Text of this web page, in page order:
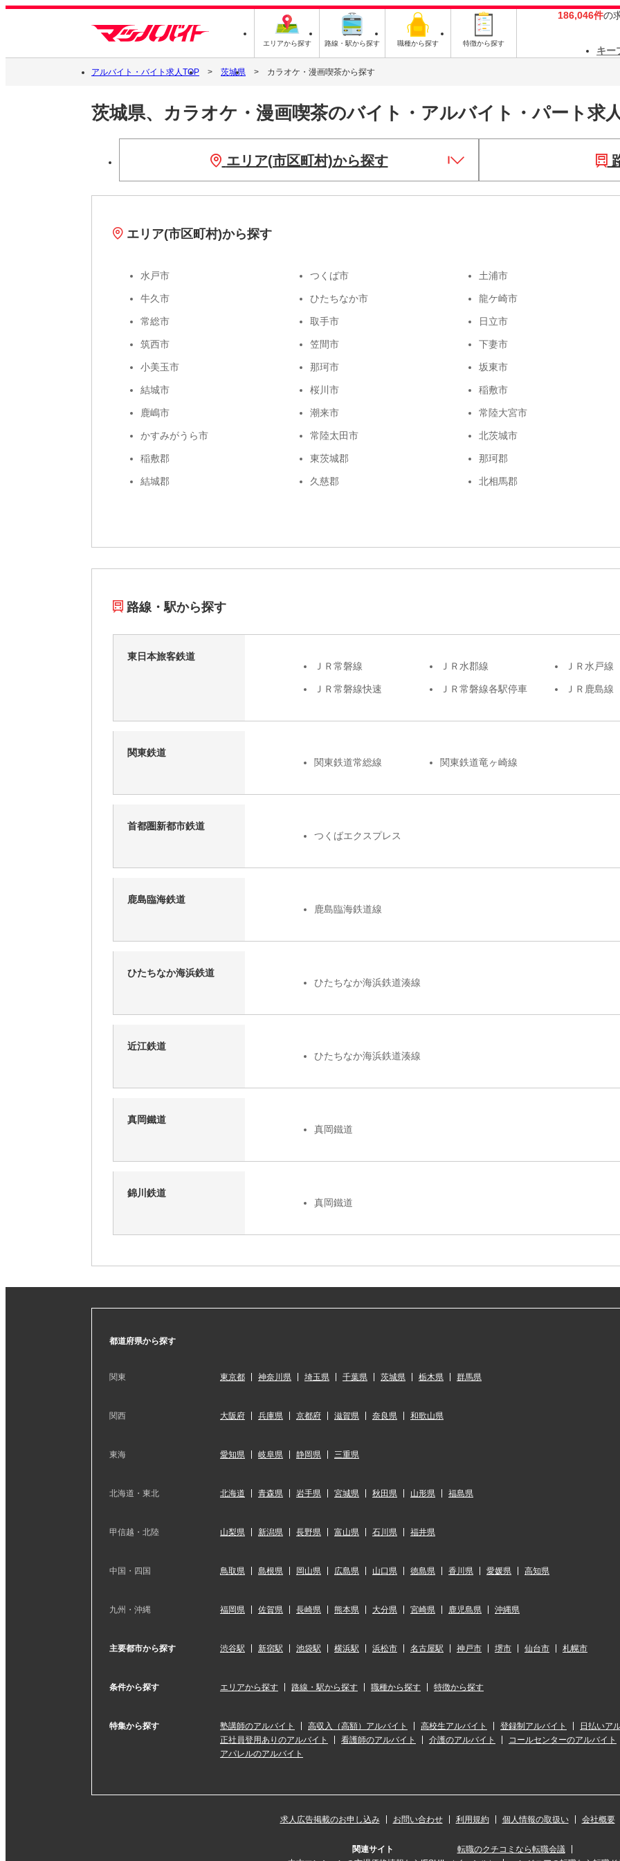
エリアから探す 路線・駅から探す 職種から探す 特徴から探す
186,046件の
キー
アルバイト・バイト求人TOP 茨城県 カラオケ・漫画喫茶から探す
茨城県、カラオケ・漫画喫茶のバイト・アルバイト・パート求
エリア(市区町村)から探す
エリア(市区町村)から探す
水戸市 つくば市 土浦市
牛久市 ひたちなか市 龍ケ崎市
常総市 取手市 日立市
筑西市 笠間市 下妻市
小美玉市 那珂市 坂東市
結城市 桜川市 稲敷市
鹿嶋市 潮来市 常陸大宮市
かすみがうら市 常陸太田市 北茨城市
稲敷郡 東茨城郡 那珂郡
結城郡 久慈郡 北相馬郡
路線・駅から探す
東日本旅客鉄道
ＪＲ常磐線
ＪＲ水郡線 ＪＲ水戸線
ＪＲ常磐線快速 ＪＲ常磐線各駅停車 ＪＲ鹿島線
関東鉄道
関東鉄道常総線
関東鉄道竜ヶ崎線
首都圏新都市鉄道
つくばエクスプレス
鹿島臨海鉄道
鹿島臨海鉄道線
ひたちなか海浜鉄道
ひたちなか海浜鉄道湊線
近江鉄道
ひたちなか海浜鉄道湊線
真岡鐵道
真岡鐵道
錦川鉄道
真岡鐵道
都道府県から探す
関東 東京都 神奈川県 埼玉県 千葉県 茨城県 栃木県 群馬県
関西 大阪府 兵庫県 京都府 滋賀県 奈良県 和歌山県
東海 愛知県 岐阜県 静岡県 三重県
北海道・東北 北海道 青森県 岩手県 宮城県 秋田県 山形県 福島県
甲信越・北陸 山梨県 新潟県 長野県 富山県 石川県 福井県
中国・四国 鳥取県 島根県 岡山県 広島県 山口県 徳島県 香川県 愛媛県 高知県
九州・沖縄 福岡県 佐賀県 長崎県 熊本県 大分県 宮崎県 鹿児島県 沖縄県
主要都市から探す 渋谷駅 新宿駅 池袋駅 横浜駅 浜松市 名古屋駅 神戸市 堺市 仙台市 札幌市
条件から探す エリアから探す 路線・駅から探す 職種から探す 特徴から探す
特集から探す 塾講師のアルバイト 高収入（高額）アルバイト 高校生アルバイト 登録制アルバイト 日払いア
正社員登用ありのアルバイト
看護師のアルバイト 介護のアルバイト コールセンターのアルバイト
アパレルのアルバイト
求人広告掲載のお申し込み お問い合わせ 利用規約 個人情報の取扱い 会社概要
関連サイト
転職のクチコミなら転職会議